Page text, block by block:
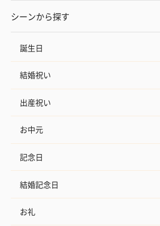
シーンから探す
誕生日
結婚祝い
出産祝い
お中元
記念日
結婚記念日
お礼